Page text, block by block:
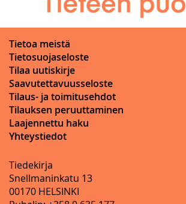
Tietoa meistä
Tietosuojaseloste
Tilaa uutiskirje
Saavutettavuusseloste
Tilaus- ja toimitusehdot
Tilauksen peruuttaminen
Laajennettu haku
Yhteystiedot
Tiedekirja
Snellmaninkatu 13
00170 HELSINKI